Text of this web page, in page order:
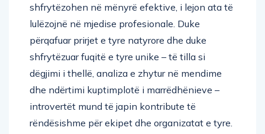
shfrytëzohen në mënyrë efektive, i lejon ata të
lulëzojnë në mjedise profesionale. Duke
përqafuar prirjet e tyre natyrore dhe duke
shfrytëzuar fuqitë e tyre unike – të tilla si
dëgjimi i thellë, analiza e zhytur në mendime
dhe ndërtimi kuptimplotë i marrëdhënieve –
introvertët mund të japin kontribute të
rëndësishme për ekipet dhe organizatat e tyre.